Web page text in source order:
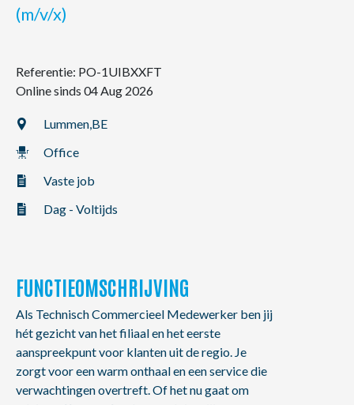
My AGO
NL FR EN
(m/v/x)
Referentie: PO-1UIBXXFT
Online sinds 04 Aug 2026
Lummen,BE
Office
Vaste job
Dag - Voltijds
FUNCTIEOMSCHRIJVING
Als Technisch Commercieel Medewerker ben jij
hét gezicht van het filiaal en het eerste
aanspreekpunt voor klanten uit de regio. Je
zorgt voor een warm onthaal en een service die
verwachtingen overtreft. Of het nu gaat om